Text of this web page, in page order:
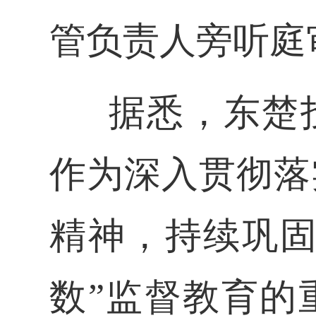
管负责人旁听庭
据悉，东楚
作为深入贯彻
精神 ，持续巩
数”监督教育的